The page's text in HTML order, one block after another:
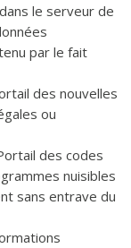
le serveur de
par le fait
des nouvelles
ou
des codes
nuisibles
sans entrave du